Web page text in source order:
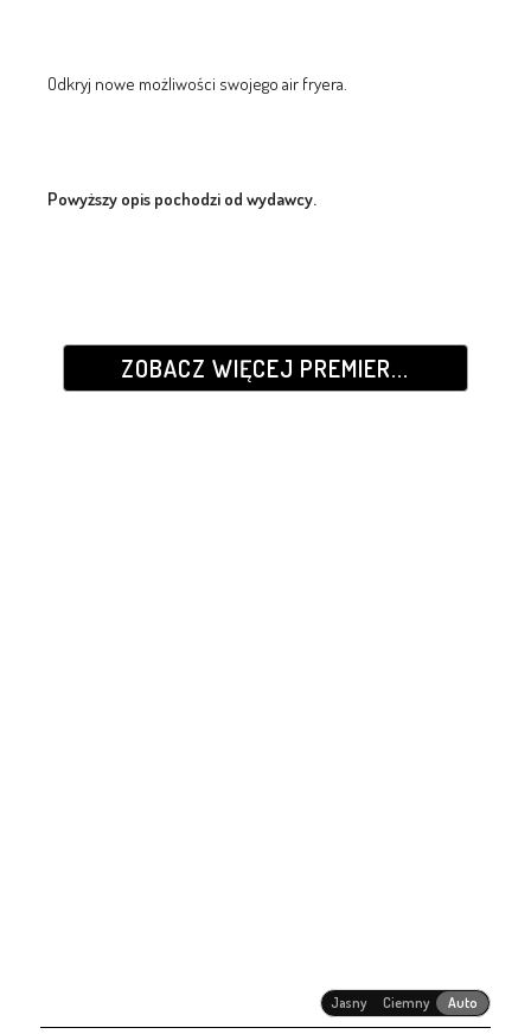
Odkryj nowe możliwości swojego air fryera.
Powyższy opis pochodzi od wydawcy.
ZOBACZ WIĘCEJ PREMIER...
Jasny Ciemny Auto